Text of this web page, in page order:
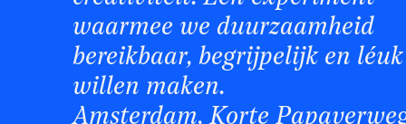
waarmee we duurzaamheid
bereikbaar, begrijpelijk en léuk
willen maken.
Amsterdam, Korte